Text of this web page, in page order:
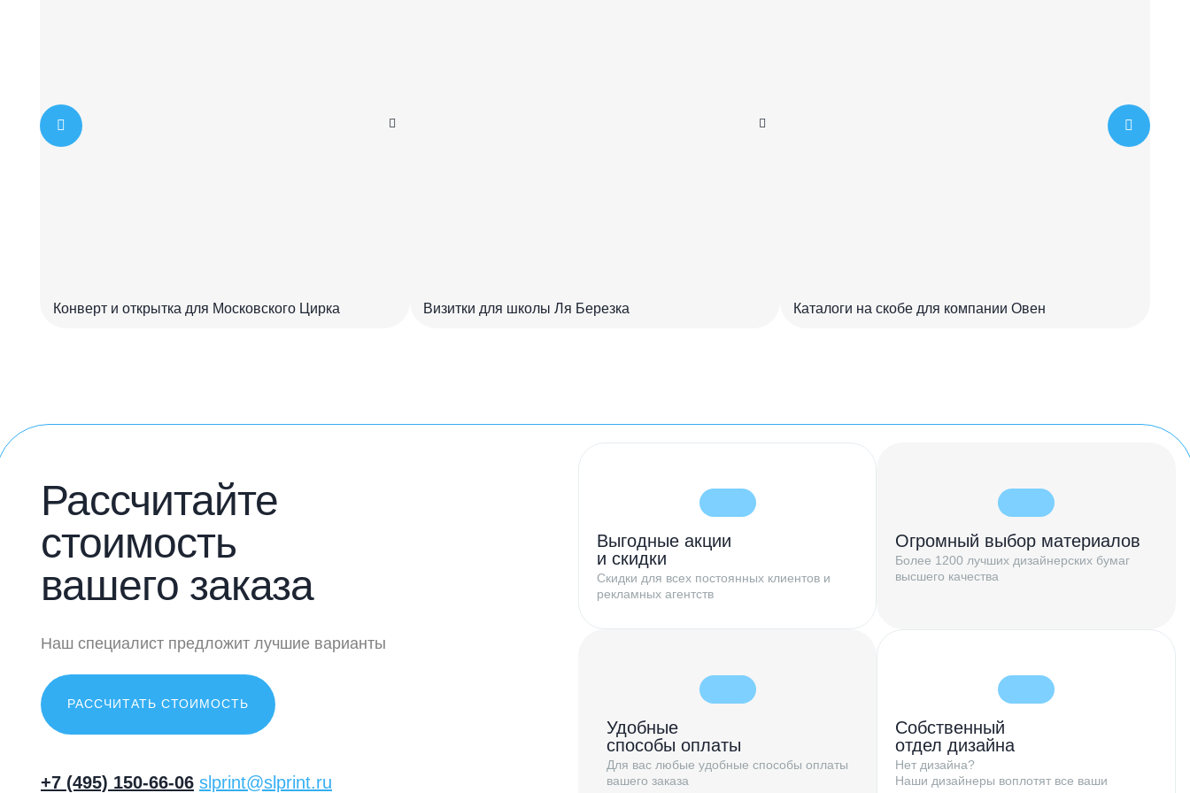
Конверт и открытка для Московского Цирка Визитки для школы Ля Березка Каталоги на скобе для компании Овен
Рассчитайте
стоимость
вашего заказа
Наш специалист предложит лучшие варианты
РАССЧИТАТЬ СТОИМОСТЬ
+7 (495) 150-66-06 slprint@slprint.ru
Выгодные акции
и скидки
Скидки для всех постоянных клиентов и
рекламных агентств
Огромный выбор материалов
Более 1200 лучших дизайнерских бумаг
высшего качества
Удобные
способы оплаты
Для вас любые удобные способы оплаты
вашего заказа
Собственный
отдел дизайна
Нет дизайна?
Наши дизайнеры воплотят все ваши